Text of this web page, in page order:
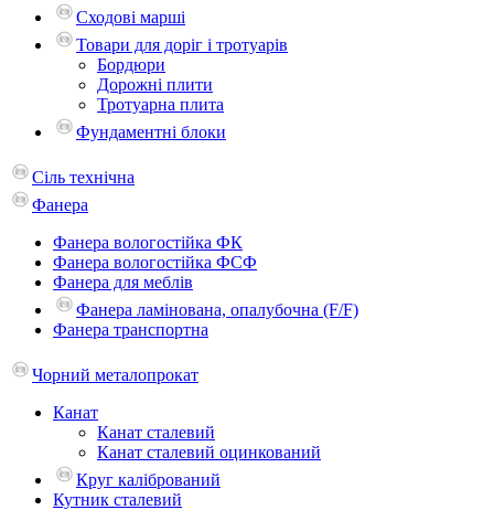
Сходові марші
Товари для доріг і тротуарів
Бордюри
Дорожні плити
Тротуарна плита
Фундаментні блоки
Сіль технічна
Фанера
Фанера вологостійка ФК
Фанера вологостійка ФСФ
Фанера для меблів
Фанера ламінована, опалубочна (F/F)
Фанера транспортна
Чорний металопрокат
Канат
Канат сталевий
Канат сталевий оцинкований
Круг калібрований
Кутник сталевий